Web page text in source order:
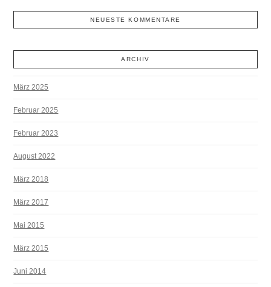
NEUESTE KOMMENTARE
ARCHIV
März 2025
Februar 2025
Februar 2023
August 2022
März 2018
März 2017
Mai 2015
März 2015
Juni 2014